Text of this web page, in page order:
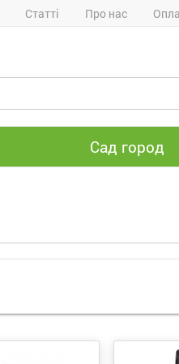
Статті Про нас
Сад город